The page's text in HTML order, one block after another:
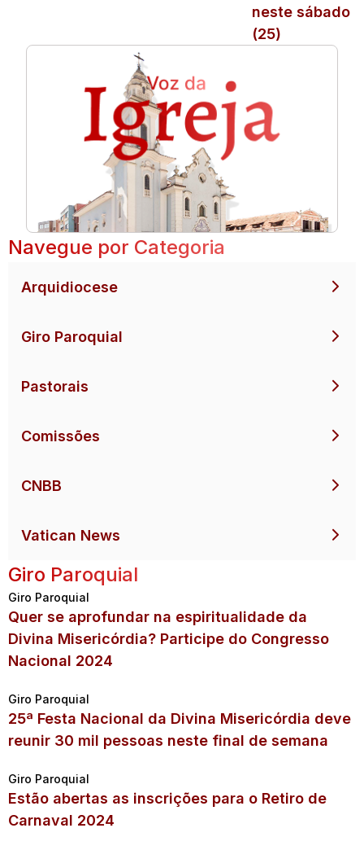
neste sábado
(25)
Navegue por Categoria
Arquidiocese
Giro Paroquial
Pastorais
Comissões
CNBB
Vatican News
Giro Paroquial
Giro Paroquial
Quer se aprofundar na espiritualidade da
Divina Misericórdia? Participe do Congresso
Nacional 2024
Giro Paroquial
25ª Festa Nacional da Divina Misericórdia deve
reunir 30 mil pessoas neste final de semana
Giro Paroquial
Estão abertas as inscrições para o Retiro de
Carnaval 2024